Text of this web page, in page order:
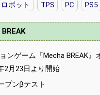
ロボット TPS PC PS5
ンゲーム『Mecha BREAK』
2月23日より開始
プンβテスト